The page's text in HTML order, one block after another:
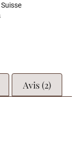
Avis (2)